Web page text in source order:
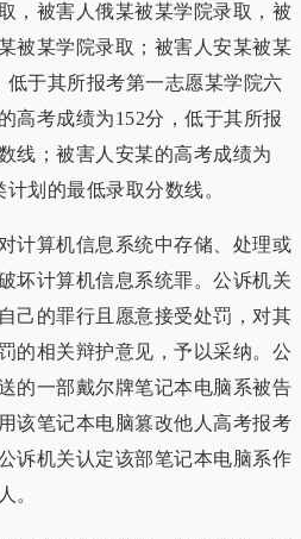
，被害人俄某被某学院录取，被
被某学院录取；被害人安某被某
于其所报考第一志愿某学院六
高考成绩为152分，低于其所报
线；被害人安某的高考成绩为
划的最低录取分数线。
计算机信息系统中存储、处理或
坏计算机信息系统罪。公诉机关
己的罪行且愿意接受处罚，对其
的相关辩护意见，予以采纳。公
的一部戴尔牌笔记本电脑系被告
该笔记本电脑篡改他人高考报考
诉机关认定该部笔记本电脑系作
。